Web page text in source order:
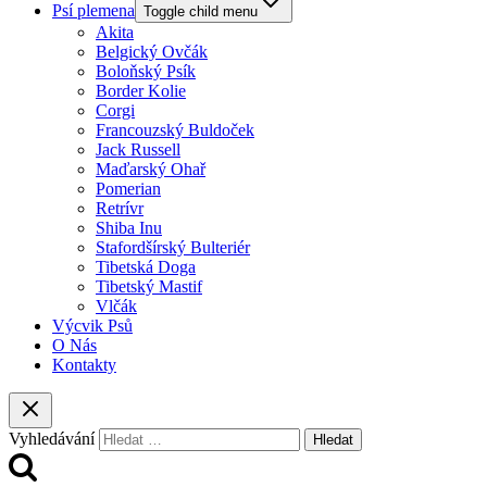
Psí plemena Toggle child menu
Akita
Belgický Ovčák
Boloňský Psík
Border Kolie
Corgi
Francouzský Buldoček
Jack Russell
Maďarský Ohař
Pomerian
Retrívr
Shiba Inu
Stafordšírský Bulteriér
Tibetská Doga
Tibetský Mastif
Vlčák
Výcvik Psů
O Nás
Kontakty
Vyhledávání